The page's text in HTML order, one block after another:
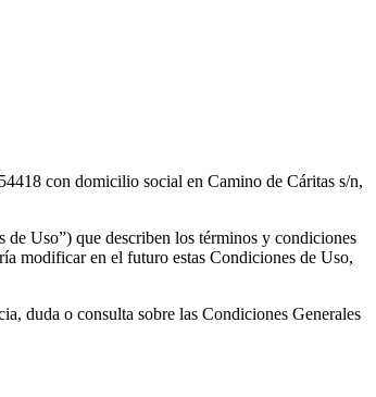
con domicilio social en Camino de Cáritas s/n,
Uso”) que describen los términos y condiciones
modificar en el futuro estas Condiciones de Uso,
duda o consulta sobre las Condiciones Generales